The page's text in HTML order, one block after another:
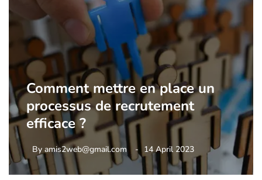
Comment mettre en place un
processus de recrutement
efficace ?
By amis2web@gmail.com 14 April 2023